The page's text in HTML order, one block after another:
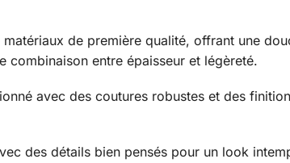
de première qualité, offrant une
combinaison entre épaisseur et légèreté.
avec des coutures robustes et des
des détails bien pensés pour un look